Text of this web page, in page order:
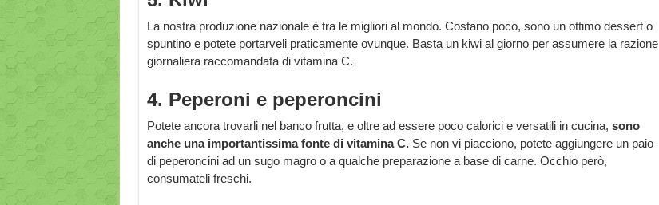
La nostra produzione nazionale è tra le migliori al mondo. Costano poco, sono un ottimo dessert o
spuntino e potete portarveli praticamente ovunque. Basta un kiwi al giorno per assumere la razione
giornaliera raccomandata di vitamina C.
4. Peperoni e peperoncini
Potete ancora trovarli nel banco frutta, e oltre ad essere poco calorici e versatili in cucina, sono
anche una importantissima fonte di vitamina C. Se non vi piacciono, potete aggiungere un paio
di peperoncini ad un sugo magro o a qualche preparazione a base di carne. Occhio però,
consumateli freschi.